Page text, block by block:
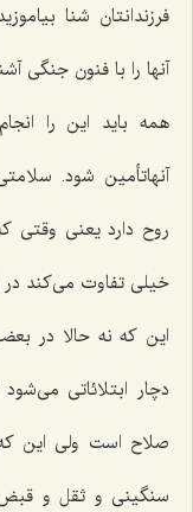
فرزندانتان شنا
آنها را با فنون جنگی
همه باید این را
آنهاتأمین شود.
روح دارد یعنی وقتی
خیلی تفاوت می‌کند در
این که نه حالا در
دچار ابتلائاتی
صلاح است ولی این
سنگینی و ثقل و قبض